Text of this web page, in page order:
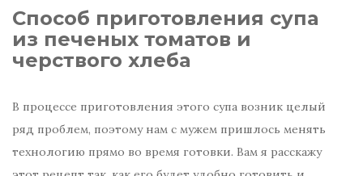
Способ приготовления супа
из печеных томатов и
черствого хлеба
В процессе приготовления этого супа возник целый
ряд проблем, поэтому нам с мужем пришлось менять
технологию прямо во время готовки. Вам я расскажу